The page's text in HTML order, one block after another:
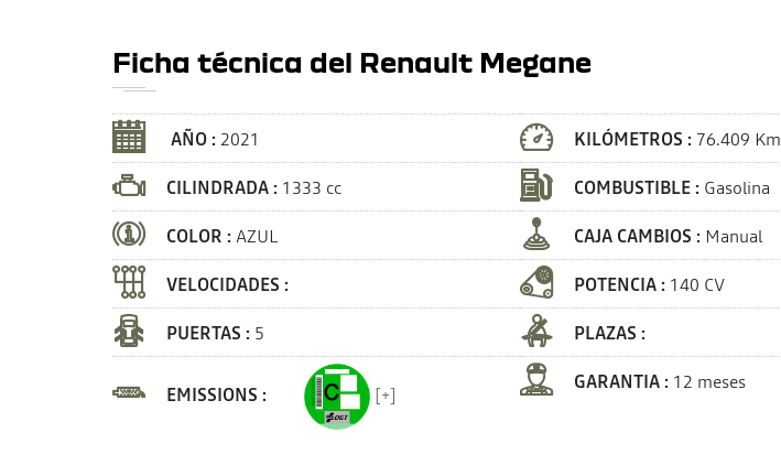
Ficha técnica del Renault Megane
AÑO : 2021 KILÓMETROS : 76.409 Km
CILINDRADA : 1333 cc COMBUSTIBLE : Gasolina
COLOR : AZUL CAJA CAMBIOS : Manual
VELOCIDADES :
POTENCIA : 140 CV
PUERTAS : 5 PLAZAS :
EMISSIONS : [+]
GARANTIA : 12 meses